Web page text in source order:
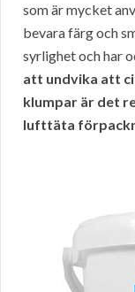
som är mycket
bevara färg och
syrlighet och har
att undvika att
klumpar är det
lufttäta